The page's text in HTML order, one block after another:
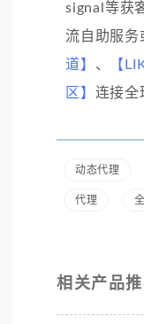
signal等获
流自助服务
道】 、
【
区】 连接全
动态代理
代理
相关产品